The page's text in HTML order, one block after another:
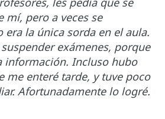
mí, pero a veces se
era la única sorda en el aula.
exámenes, porque
información. Incluso hubo
me enteré tarde, y tuve poco
Afortunadamente lo logré.